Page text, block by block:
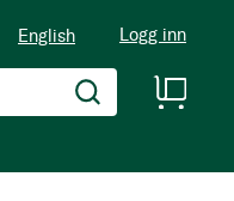
English Logg inn